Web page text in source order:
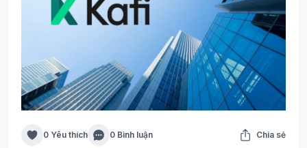
0 Yêu thích 0 Bình luận Chia sẻ